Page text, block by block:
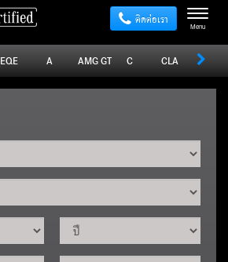
ติดต่อเรา Menu
EQE A AMG GT C CLA CLE